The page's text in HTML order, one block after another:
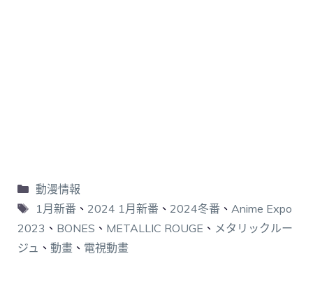
動漫情報
1月新番 、 2024 1月新番 、 2024冬番 、 Anime Expo
2023 、 BONES 、 METALLIC ROUGE 、 メタリックルー
ジュ 、 動畫 、 電視動畫